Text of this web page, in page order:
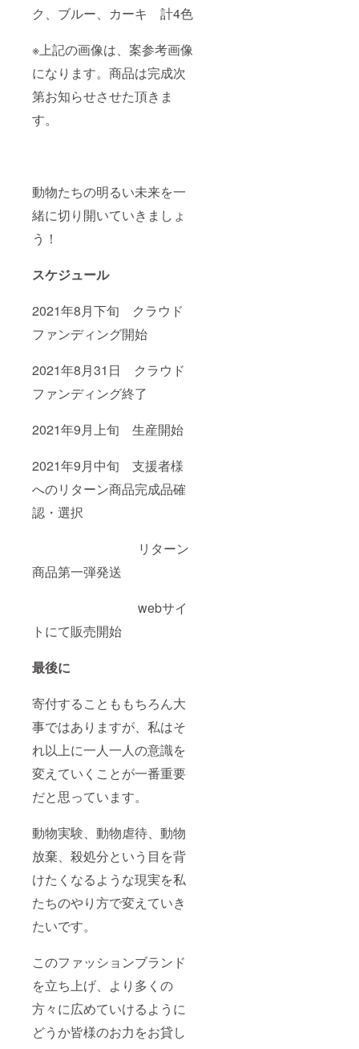
ク、ブルー、カーキ 計4色
※上記の画像は、案参考画像
になります。商品は完成次
第お知らせさせた頂きま
す。
動物たちの明るい未来を一
緒に切り開いていきましょ
う！
スケジュール
2021年8月下旬 クラウド
ファンディング開始
2021年8月31日 クラウド
ファンディング終了
2021年9月上旬 生産開始
2021年9月中旬 支援者様
へのリターン商品完成品確
認・選択
リターン
商品第一弾発送
webサイ
トにて販売開始
最後に
寄付することももちろん大
事ではありますが、私はそ
れ以上に一人一人の意識を
変えていくことが一番重要
だと思っています。
動物実験、動物虐待、動物
放棄、殺処分という目を背
けたくなるような現実を私
たちのやり方で変えていき
たいです。
このファッションブランド
を立ち上げ、より多くの
方々に広めていけるように
どうか皆様のお力をお貸し